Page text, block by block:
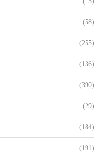
(58)
(255)
(136)
(390)
(29)
(184)
(191)